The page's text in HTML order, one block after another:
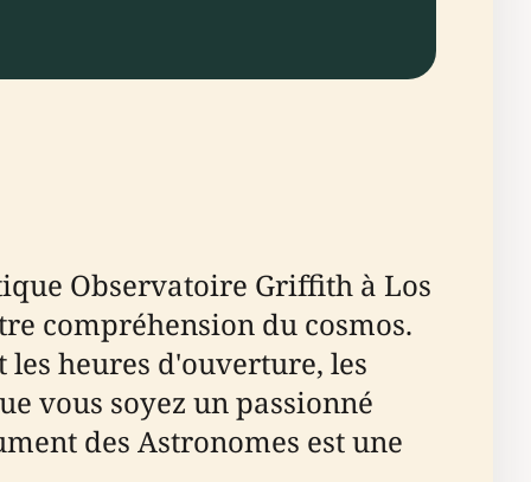
Observatoire Griffith à Los
compréhension du cosmos.
heures d'ouverture, les
vous soyez un passionné
des Astronomes est une